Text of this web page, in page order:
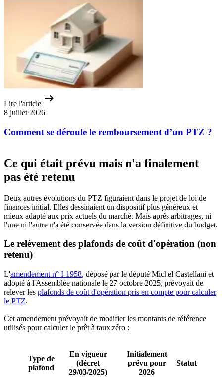
Lire l'article
8 juillet 2026
Comment se déroule le remboursement d’un PTZ ?
Ce qui était prévu mais n'a finalement
pas été retenu
Deux autres évolutions du PTZ figuraient dans le projet de loi de
finances initial. Elles dessinaient un dispositif plus généreux et
mieux adapté aux prix actuels du marché. Mais après arbitrages, ni
l'une ni l'autre n'a été conservée dans la version définitive du budget.
Le relèvement des plafonds de coût d'opération (non
retenu)
L'amendement n° I-1958, déposé par le député Michel Castellani et
adopté à l'Assemblée nationale le 27 octobre 2025, prévoyait de
relever les plafonds de coût d'opération pris en compte pour calculer
le PTZ.
Cet amendement prévoyait de modifier les montants de référence
utilisés pour calculer le prêt à taux zéro :
Type de
plafond
En vigueur
(décret
29/03/2025)
Initialement
prévu pour
2026
Statut